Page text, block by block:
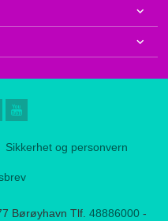
Sikkerhet og personvern
Børøyhavn Tlf. 48886000 -